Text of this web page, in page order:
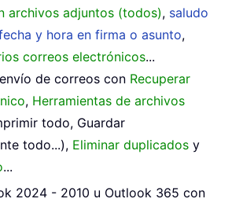
archivos adjuntos (todos), saludo
y hora en firma o asunto,
correos electrónicos...
de correos con Recuperar
, Herramientas de archivos
todo, Guardar
todo...), Eliminar duplicados y
...
2024 - 2010 u Outlook 365 con